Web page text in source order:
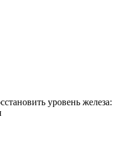
уровень железа: